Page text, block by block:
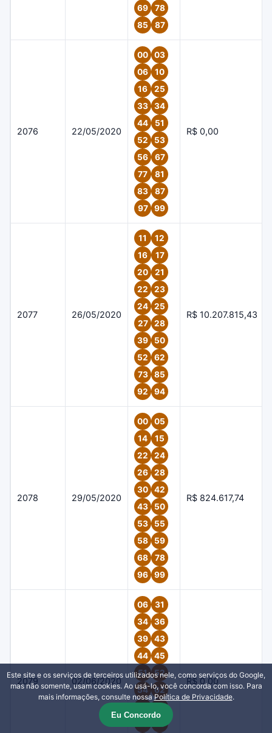
69
78
85
87
2076 22/05/2020
00
03
06
10
16
25
33
34
44
51
52
53
56
67
77
81
83
87
97
99
R$ 0,00
2077 26/05/2020
11
12
16
17
20
21
22
23
24
25
27
28
39
50
52
62
73
85
92
94
R$ 10.207.815,43
2078 29/05/2020
00
05
14
15
22
24
26
28
30
42
43
50
53
55
58
59
68
78
96
99
R$ 824.617,74
2079 02/06/2020
06
31
34
36
39
43
44
45
51
52
54
62
R$ 0,00
Este site e os serviços de terceiros utilizados nele, como serviços do Google,
mas não somente, usam cookies. Ao usá-lo, você concorda com isso. Para
mais informações, consulte nossaPolítica de Privacidade.
Eu Concordo